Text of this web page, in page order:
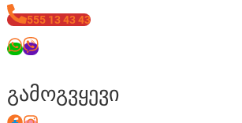
555 13 43 43
გამოგვყევი